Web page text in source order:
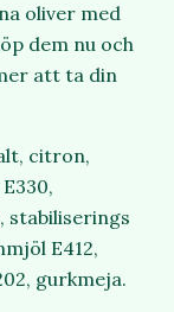
oliver med
dem nu och
att ta din
citron,
stabiliserings
E412,
gurkmeja.